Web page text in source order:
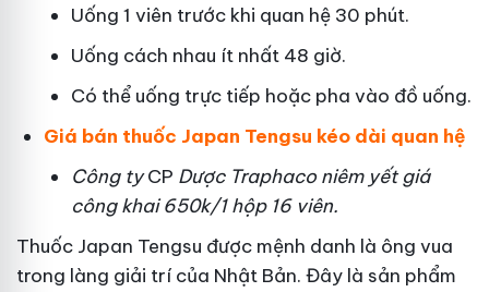
Uống 1 viên trước khi quan hệ 30 phút.
Uống cách nhau ít nhất 48 giờ.
Có thể uống trực tiếp hoặc pha vào đồ uống.
Giá bán thuốc Japan Tengsu kéo dài quan hệ
Công tyCP Dược Traphaconiêm yết giá
công khai 650k/1 hộp 16 viên.
Thuốc Japan Tengsu được mệnh danh là ông vua
trong làng giải trí của Nhật Bản. Đây là sản phẩm